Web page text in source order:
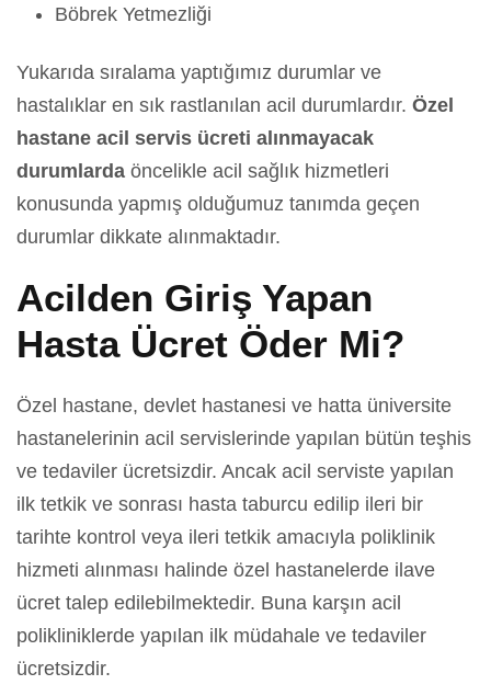
Böbrek Yetmezliği
Yukarıda sıralama yaptığımız durumlar ve
hastalıklar en sık rastlanılan acil durumlardır. Özel
hastane acil servis ücreti alınmayacak
durumlarda öncelikle acil sağlık hizmetleri
konusunda yapmış olduğumuz tanımda geçen
durumlar dikkate alınmaktadır.
Acilden Giriş Yapan
Hasta Ücret Öder Mi?
Özel hastane, devlet hastanesi ve hatta üniversite
hastanelerinin acil servislerinde yapılan bütün teşhis
ve tedaviler ücretsizdir. Ancak acil serviste yapılan
ilk tetkik ve sonrası hasta taburcu edilip ileri bir
tarihte kontrol veya ileri tetkik amacıyla poliklinik
hizmeti alınması halinde özel hastanelerde ilave
ücret talep edilebilmektedir. Buna karşın acil
polikliniklerde yapılan ilk müdahale ve tedaviler
ücretsizdir.